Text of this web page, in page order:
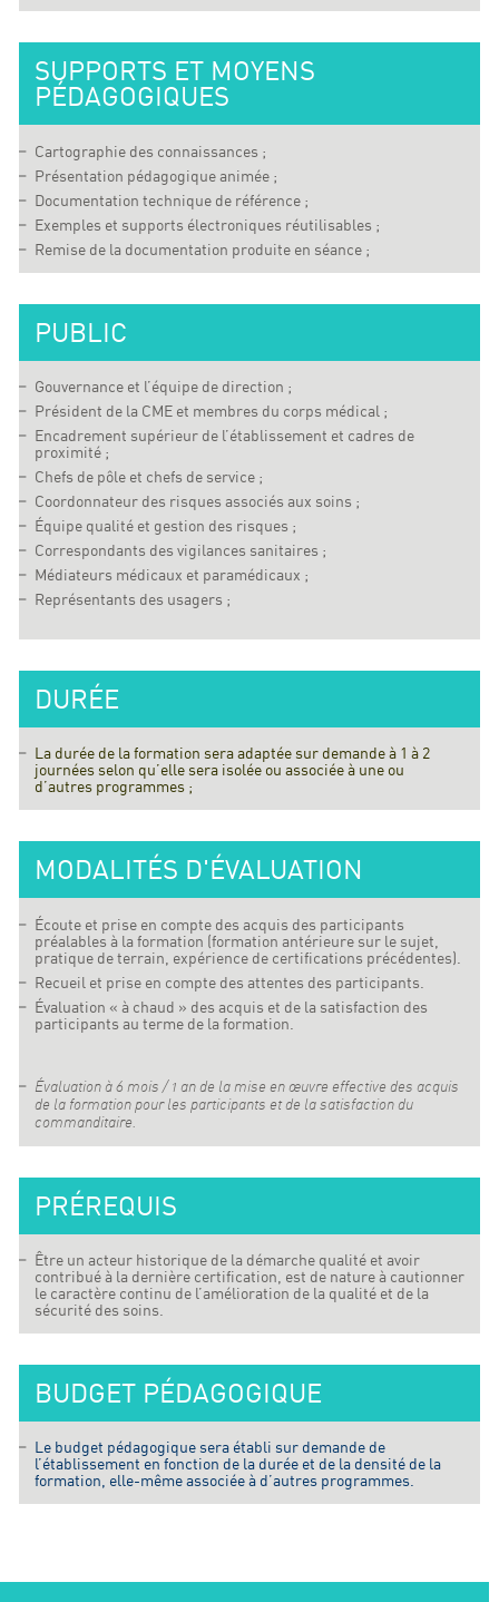
SUPPORTS ET MOYENS
PÉDAGOGIQUES
Cartographie des connaissances ;
Présentation pédagogique animée ;
Documentation technique de référence ;
Exemples et supports électroniques réutilisables ;
Remise de la documentation produite en séance ;
PUBLIC
Gouvernance et l’équipe de direction ;
Président de la CME et membres du corps médical ;
Encadrement supérieur de l’établissement et cadres de
proximité ;
Chefs de pôle et chefs de service ;
Coordonnateur des risques associés aux soins ;
Équipe qualité et gestion des risques ;
Correspondants des vigilances sanitaires ;
Médiateurs médicaux et paramédicaux ;
Représentants des usagers ;
DURÉE
La durée de la formation sera adaptée sur demande à 1 à 2
journées selon qu’elle sera isolée ou associée à une ou
d’autres programmes ;
MODALITÉS D'ÉVALUATION
Écoute et prise en compte des acquis des participants
préalables à la formation (formation antérieure sur le sujet,
pratique de terrain, expérience de certifications précédentes).
Recueil et prise en compte des attentes des participants.
Évaluation « à chaud » des acquis et de la satisfaction des
participants au terme de la formation.
Évaluation à 6 mois / 1 an de la mise en œuvre effective des acquis
de la formation pour les participants et de la satisfaction du
commanditaire.
PRÉREQUIS
Être un acteur historique de la démarche qualité et avoir
contribué à la dernière certification, est de nature à cautionner
le caractère continu de l’amélioration de la qualité et de la
sécurité des soins.
BUDGET PÉDAGOGIQUE
Le budget pédagogique sera établi sur demande de
l’établissement en fonction de la durée et de la densité de la
formation, elle-même associée à d’autres programmes.